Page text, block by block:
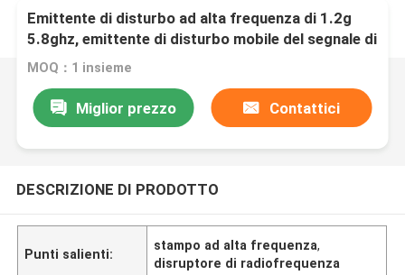
Emittente di disturbo ad alta frequenza di 1.2g
5.8ghz, emittente di disturbo mobile del segnale di
microonda 120W
MOQ：1 insieme
Miglior prezzo Contattici
DESCRIZIONE DI PRODOTTO
Punti salienti:
stampo ad alta frequenza,
disruptore di radiofrequenza